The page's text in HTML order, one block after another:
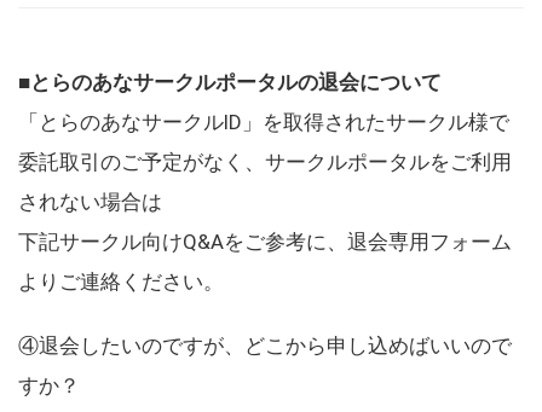
■とらのあなサークルポータルの退会について
「とらのあなサークルID」を取得されたサークル様で
委託取引のご予定がなく、サークルポータルをご利用
されない場合は
下記サークル向けQ&Aをご参考に、退会専用フォーム
よりご連絡ください。
④退会したいのですが、どこから申し込めばいいので
すか？